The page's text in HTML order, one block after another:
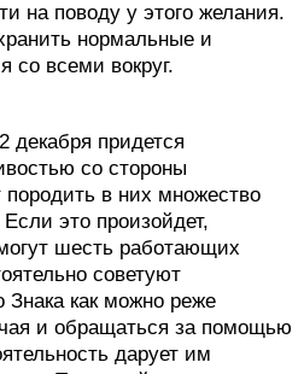
на поводу у этого желания.
нормальные и
со всеми вокруг.
декабря придется
со стороны
в них множество
это произойдет,
шесть работающих
советуют
Знака как можно реже
и обращаться за помощью
дарует им